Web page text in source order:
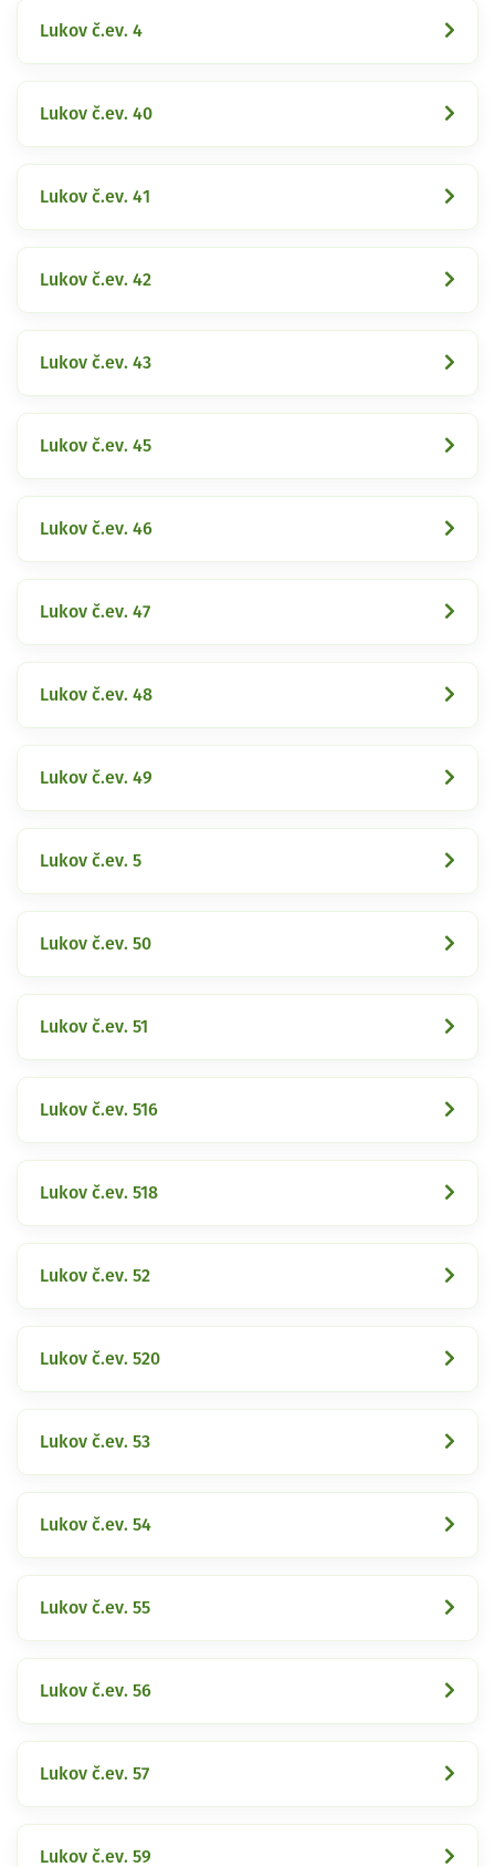
Lukov č.ev. 4
Lukov č.ev. 40
Lukov č.ev. 41
Lukov č.ev. 42
Lukov č.ev. 43
Lukov č.ev. 45
Lukov č.ev. 46
Lukov č.ev. 47
Lukov č.ev. 48
Lukov č.ev. 49
Lukov č.ev. 5
Lukov č.ev. 50
Lukov č.ev. 51
Lukov č.ev. 516
Lukov č.ev. 518
Lukov č.ev. 52
Lukov č.ev. 520
Lukov č.ev. 53
Lukov č.ev. 54
Lukov č.ev. 55
Lukov č.ev. 56
Lukov č.ev. 57
Lukov č.ev. 59